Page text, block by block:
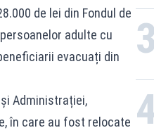
de lei din Fondul de
adulte cu
evacuați din
Administrației,
în care au fost relocate
3